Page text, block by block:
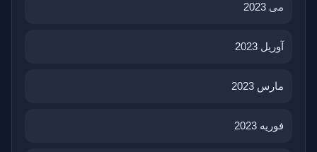
می 2023
آوریل 2023
مارس 2023
فوریه 2023